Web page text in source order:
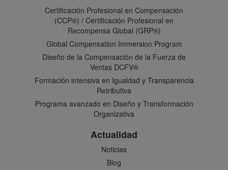
Certificación Profesional en Compensación
(CCP®) / Certificación Profesional en
Recompensa Global (GRP®)
Global Compensation Immersion Program
Diseño de la Compensación de la Fuerza de
Ventas DCFV®
Formación intensiva en Igualdad y Transparencia
Retributiva
Programa avanzado en Diseño y Transformación
Organizativa
Actualidad
Noticias
Blog